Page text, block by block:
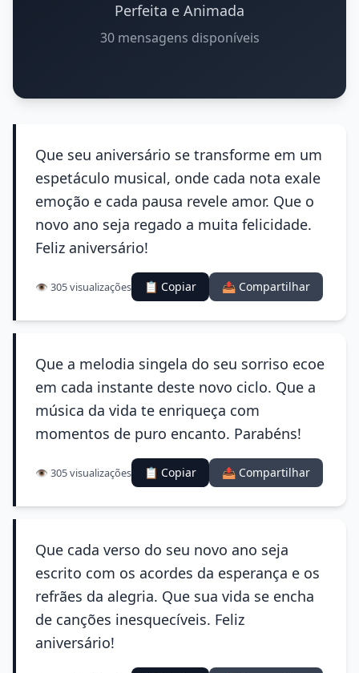
Perfeita e Animada
30 mensagens disponíveis
Que seu aniversário se transforme em um
espetáculo musical, onde cada nota exale
emoção e cada pausa revele amor. Que o
novo ano seja regado a muita felicidade.
Feliz aniversário!
👁️ 305 visualizações 📋 Copiar 📤 Compartilhar
Que a melodia singela do seu sorriso ecoe
em cada instante deste novo ciclo. Que a
música da vida te enriqueça com
momentos de puro encanto. Parabéns!
👁️ 305 visualizações 📋 Copiar 📤 Compartilhar
Que cada verso do seu novo ano seja
escrito com os acordes da esperança e os
refrães da alegria. Que sua vida se encha
de canções inesquecíveis. Feliz
aniversário!